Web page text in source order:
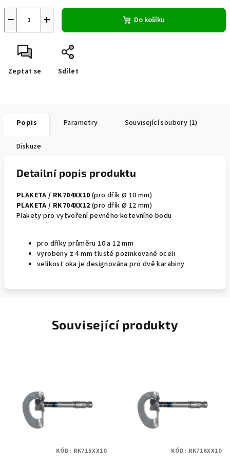
+
− Do košíku
Zeptat se Sdílet
Popis Parametry Související soubory (1)
Diskuze
Detailní popis produktu
PLAKETA / RK704XX10 (pro dřík Ø 10 mm)
PLAKETA / RK704XX12 (pro dřík Ø 12 mm)
Plakety pro vytvoření pevného kotevního bodu
pro dříky průměru 10 a 12 mm
vyrobeny z 4 mm tlusté pozinkované oceli
velikost oka je designována pro dvě karabiny
Související produkty
KÓD: RK715XX10 KÓD: RK716XX10